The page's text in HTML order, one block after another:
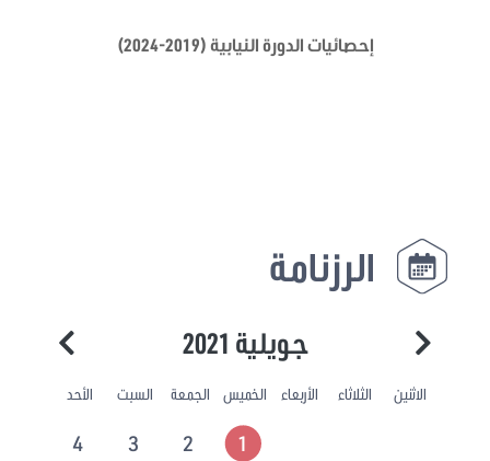
إحصائيات الدورة النيابية (2019-2024)
الرزنامة
جويلية 2021
الاثنين الثلاثاء الأربعاء الخميس الجمعة السبت الأحد
1
2
3
4